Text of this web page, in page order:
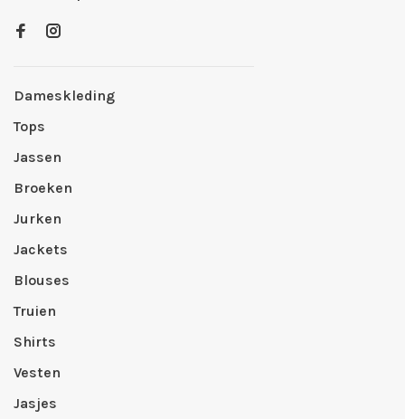
Dameskleding
Tops
Jassen
Broeken
Jurken
Jackets
Blouses
Truien
Shirts
Vesten
Jasjes